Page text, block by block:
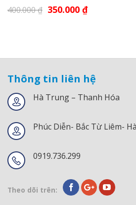
400.000₫ 350.000 ₫
Thông tin liên hệ
Hà Trung – Thanh Hóa
Phúc Diễn- Bắc Từ Liêm-
0919.736.299
Theo dõi trên: